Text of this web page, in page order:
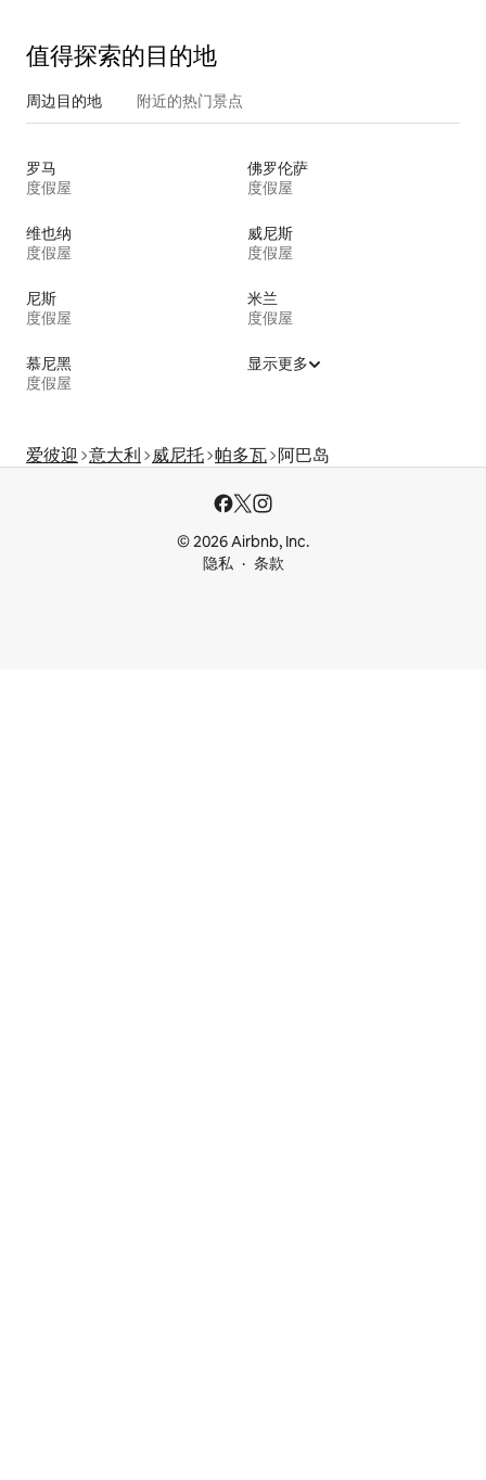
值得探索的目的地
周边目的地 附近的热门景点
罗马
度假屋
佛罗伦萨
度假屋
维也纳
度假屋
威尼斯
度假屋
尼斯
度假屋
米兰
度假屋
慕尼黑
度假屋
显示更多
爱彼迎 意大利 威尼托 帕多瓦 阿巴岛
© 2026 Airbnb, Inc.
隐私
条款